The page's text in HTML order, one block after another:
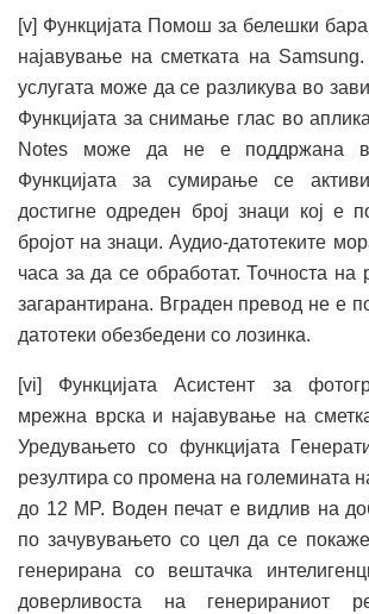
[v] Функцијата Помош за белешки
најавување на сметката на
услугата може да се разликува во
Функцијата за снимање глас во
Notes може да не е поддржана
Функцијата за сумирање се
достигне одреден број знаци кој е
бројот на знаци. Аудио-датотеките
часа за да се обработат. Точноста на
загарантирана. Вграден превод не е
датотеки обезбедени со лозинка.
[vi] Функцијата Асистент за
мрежна врска и најавување на
Уредувањето со функцијата
резултира со промена на големината
до 12 MP. Воден печат е видлив на
по зачувувањето со цел да се
генерирана со вештачка
доверливоста на генерираниот